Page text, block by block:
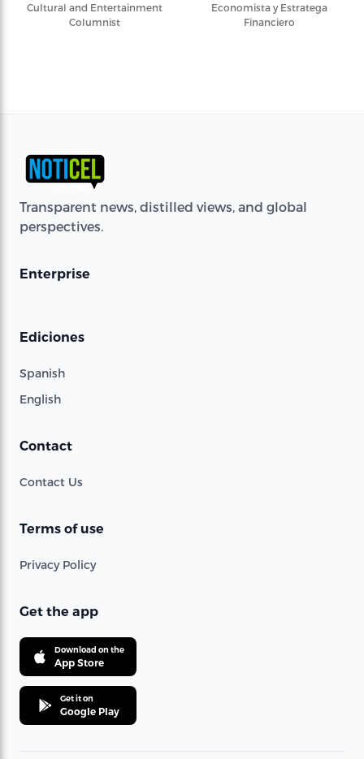
Cultural and Entertainment
Columnist
Economista y Estratega
Financiero
Transparent news, distilled views, and global
perspectives.
Enterprise
Ediciones
Spanish
English
Contact
Contact Us
Terms of use
Privacy Policy
Get the app
Download on the
App Store
Get it on
Google Play